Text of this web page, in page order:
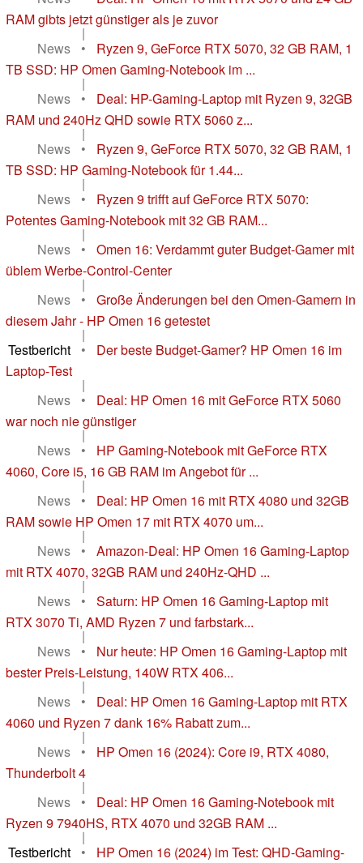
RAM gibts jetzt günstiger als je zuvor
|
News
•
Ryzen 9, GeForce RTX 5070, 32 GB RAM, 1
TB SSD: HP Omen Gaming-Notebook im ...
|
News
•
Deal: HP-Gaming-Laptop mit Ryzen 9, 32GB
RAM und 240Hz QHD sowie RTX 5060 z...
|
News
•
Ryzen 9, GeForce RTX 5070, 32 GB RAM, 1
TB SSD: HP Gaming-Notebook für 1.44...
|
News
•
Ryzen 9 trifft auf GeForce RTX 5070:
Potentes Gaming-Notebook mit 32 GB RAM...
|
News
•
Omen 16: Verdammt guter Budget-Gamer mit
üblem Werbe-Control-Center
|
News
•
Große Änderungen bei den Omen-Gamern in
diesem Jahr - HP Omen 16 getestet
|
Testbericht
•
Der beste Budget-Gamer? HP Omen 16 im
Laptop-Test
|
News
•
Deal: HP Omen 16 mit GeForce RTX 5060
war noch nie günstiger
|
News
•
HP Gaming-Notebook mit GeForce RTX
4060, Core i5, 16 GB RAM im Angebot für ...
|
News
•
Deal: HP Omen 16 mit RTX 4080 und 32GB
RAM sowie HP Omen 17 mit RTX 4070 um...
|
News
•
Amazon-Deal: HP Omen 16 Gaming-Laptop
mit RTX 4070, 32GB RAM und 240Hz-QHD ...
|
News
•
Saturn: HP Omen 16 Gaming-Laptop mit
RTX 3070 Ti, AMD Ryzen 7 und farbstark...
|
News
•
Nur heute: HP Omen 16 Gaming-Laptop mit
bester Preis-Leistung, 140W RTX 406...
|
News
•
Deal: HP Omen 16 Gaming-Laptop mit RTX
4060 und Ryzen 7 dank 16% Rabatt zum...
|
News
•
HP Omen 16 (2024): Core i9, RTX 4080,
Thunderbolt 4
|
News
•
Deal: HP Omen 16 Gaming-Notebook mit
Ryzen 9 7940HS, RTX 4070 und 32GB RAM ...
|
Testbericht
•
HP Omen 16 (2024) im Test: QHD-Gaming-